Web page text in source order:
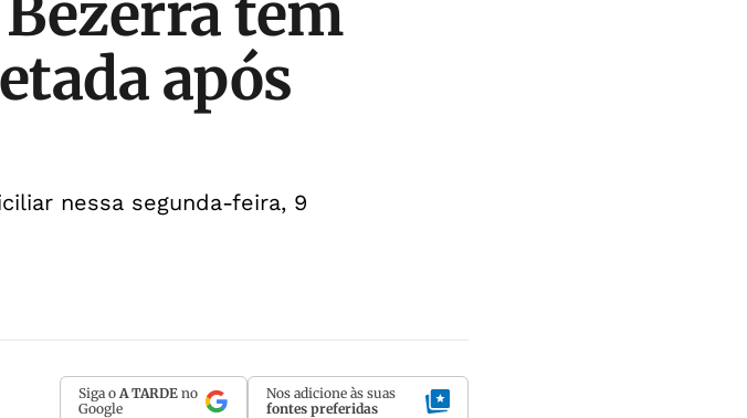
tem
após
nessa segunda-feira, 9
Siga o A TARDE no
Google
Nos adicione às suas
fontes preferidas